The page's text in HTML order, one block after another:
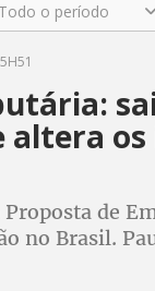
Todo o período
altera
de
no Brasil.